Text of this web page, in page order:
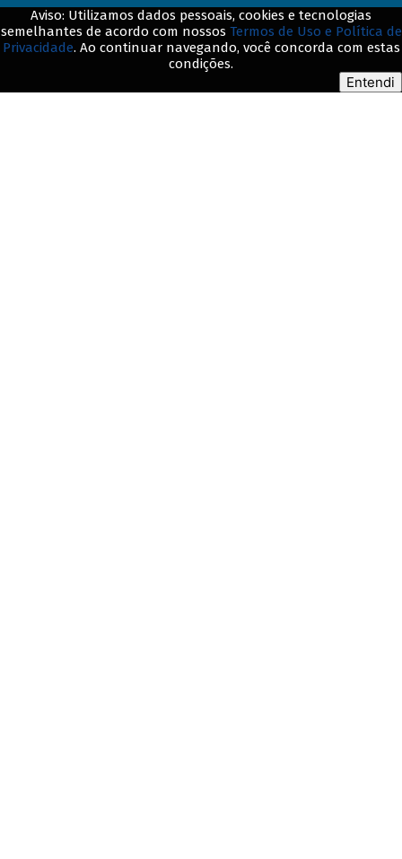
© BNDES. Todos os direitos reservados
Aviso: Utilizamos dados pessoais, cookies e tecnologias
semelhantes de acordo com nossos Termos de Uso e Política de
Privacidade. Ao continuar navegando, você concorda com estas
condições.
Entendi